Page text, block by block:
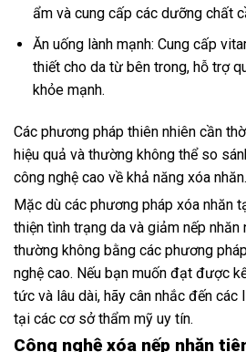
ẩm và cung cấp các dưỡng chất
Ăn uống lành mạnh: Cung cấp
thiết cho da từ bên trong, hỗ trợ
khỏe mạnh.
Các phương pháp thiên nhiên cần
hiệu quả và thường không thể so
công nghệ cao về khả năng xóa nhăn.
Mặc dù các phương pháp xóa nhăn
thiện tình trạng da và giảm nếp nhăn
thường không bằng các phương
nghệ cao. Nếu bạn muốn đạt được
tức và lâu dài, hãy cân nhắc đến các
tại các cơ sở thẩm mỹ uy tín.
Công nghệ xóa nếp nhăn